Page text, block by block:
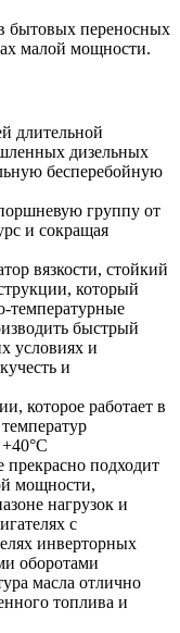
бытовых переносных
малой мощности.
длительной
дизельных
бесперебойную
группу от
и сокращая
вязкости, стойкий
который
температурные
быстрый
условиях и
и
которое работает в
прекрасно подходит
мощности,
нагрузок и
с
инверторных
оборотами
масла отлично
топлива и